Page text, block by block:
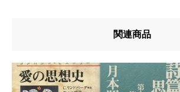
u8457u8005
関連商品